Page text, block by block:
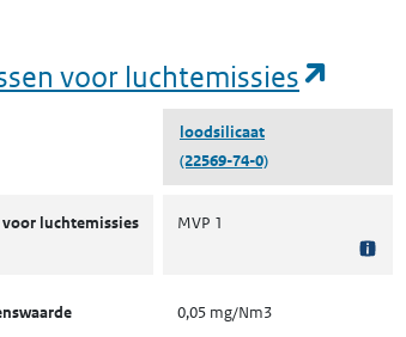
voor luchtemissies
loodsilicaat
(22569-74-0)
luchtemissies MVP 1
0,05 mg/Nm3